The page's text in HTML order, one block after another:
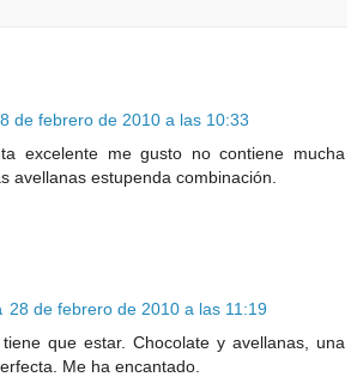
de febrero de 2010 a las 10:33
excelente me gusto no contiene mucha
avellanas estupenda combinación.
28 de febrero de 2010 a las 11:19
que estar. Chocolate y avellanas, una
Me ha encantado.